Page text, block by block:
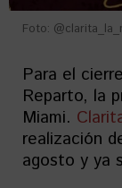
Foto:
Para el
Reparto, la
Miami.
realización
agosto y ya